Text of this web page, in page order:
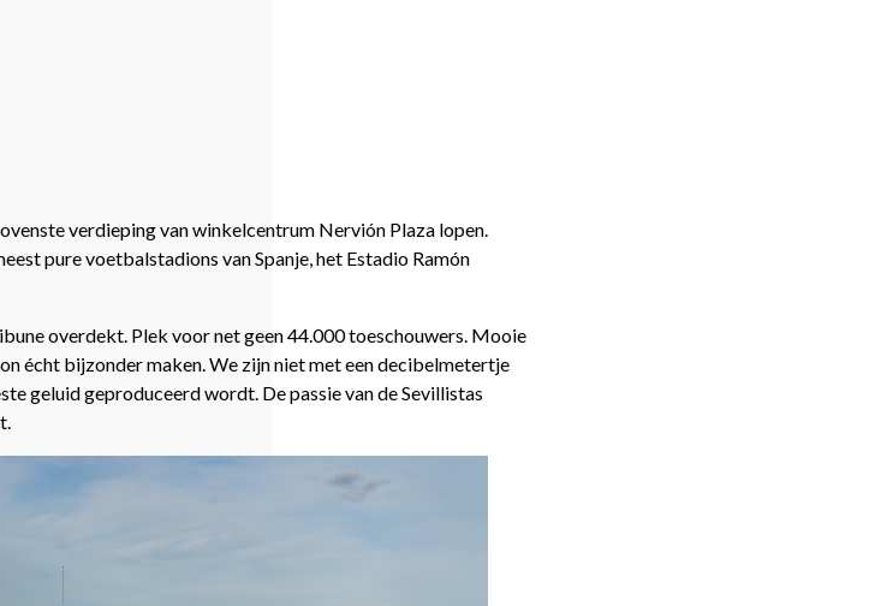
verdieping van winkelcentrum Nervión Plaza lopen.
pure voetbalstadions van Spanje, het Estadio Ramón
overdekt. Plek voor net geen 44.000 toeschouwers. Mooie
écht bijzonder maken. We zijn niet met een decibelmetertje
geluid geproduceerd wordt. De passie van de Sevillistas